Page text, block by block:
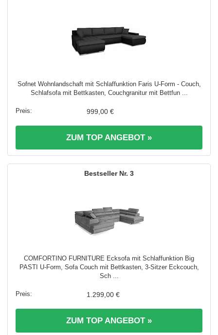
Sofnet Wohnlandschaft mit Schlaffunktion Faris U-Form - Couch,
Schlafsofa mit Bettkasten, Couchgranitur mit Bettfun ...
999,00 €
ZUM TOP ANGEBOT »
3
COMFORTINO FURNITURE Ecksofa mit Schlaffunktion Big
PASTI U-Form, Sofa Couch mit Bettkasten, 3-Sitzer Eckcouch,
Sch ...
1.299,00 €
ZUM TOP ANGEBOT »